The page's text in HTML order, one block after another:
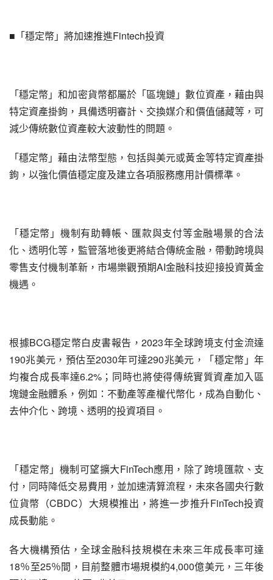
■「穩定幣」將加速推進Fintech投資
「穩定幣」和加密貨幣都屬於「區塊鏈」數位資產，藉由與
特定資產掛鉤，具備透明審計、交換媒介和價值儲藏等，可
減少傳統數位資產較大波動性的問題。
「穩定幣」藉由法幣型態，包括與美元或黃金等特定資產掛
鉤，以強化價值穩定度及建立各項服務應用計價標準。
「穩定幣」機制有助轉帳、匯款與支付等金融場景的合法
化、透明化等，監管落地後更將結合傳統金融，帶動跨境與
零售支付機制革新，市場樂觀預期AI金融科技迎接投資黃金
機遇。
根據BCG穩定幣白皮書報告，2023年全球跨境支付金流達
190兆美元，預估至2030年可達290兆美元，「穩定幣」年
均複合成長率達6.2%；同時也將使得傳統實質資產加入區
塊鏈金融體系，例如：不動產等產權代幣化，成為自動化、
去仲介化、跨境、透明的投資項目。
「穩定幣」機制可望擴大FinTech應用，除了跨境匯款、支
付，同時降低交易費用，並加速清算流程，未來各國央行數
位貨幣（CBDC）大規模推出，將進一步推升FinTech投資
成長動能。
各大機構預估，全球金融科技規模在未來三年成長率可達
18％至25％間，目前整體市場規模約4,000億美元，三年後